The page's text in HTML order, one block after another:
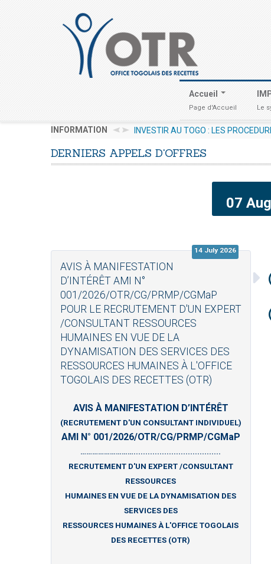
Accueil
Page d'Accueil Le
Avis & Communiqués AVIS AUX OPÉRATEURS
Wednesday, 29 July 2026 17:30
INFORMATION INVESTIR AU TOGO : LES
DERNIERS APPELS D'OFFRES
07
14 July 2026
AVIS À MANIFESTATION
D’INTÉRÊT AMI N°
001/2026/OTR/CG/PRMP/CGMaP
POUR LE RECRUTEMENT D'UN EXPERT
/CONSULTANT RESSOURCES
HUMAINES EN VUE DE LA
DYNAMISATION DES SERVICES DES
RESSOURCES HUMAINES À L'OFFICE
TOGOLAIS DES RECETTES (OTR)
AVIS À MANIFESTATION D’INTÉRÊT
(RECRUTEMENT D'UN CONSULTANT INDIVIDUEL)
AMI N° 001/2026/OTR/CG/PRMP/CGMaP
……………………….....................................
RECRUTEMENT D'UN EXPERT /CONSULTANT
RESSOURCES
HUMAINES EN VUE DE LA DYNAMISATION DES
SERVICES DES
RESSOURCES HUMAINES À L'OFFICE TOGOLAIS
DES RECETTES (OTR)